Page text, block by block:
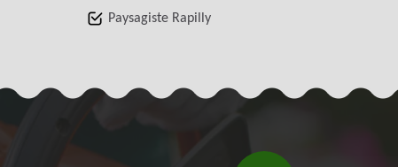
Paysagiste Rapilly